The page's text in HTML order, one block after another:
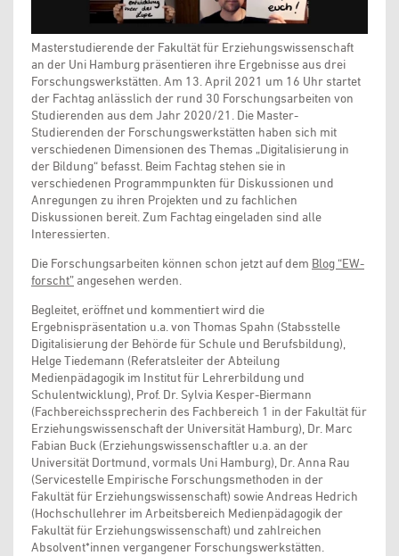
Masterstudierende der Fakultät für Erziehungswissenschaft
an der Uni Hamburg präsentieren ihre Ergebnisse aus drei
Forschungswerkstätten. Am 13. April 2021 um 16 Uhr startet
der Fachtag anlässlich der rund 30 Forschungsarbeiten von
Studierenden aus dem Jahr 2020/21. Die Master-
Studierenden der Forschungswerkstätten haben sich mit
verschiedenen Dimensionen des Themas „Digitalisierung in
der Bildung“ befasst. Beim Fachtag stehen sie in
verschiedenen Programmpunkten für Diskussionen und
Anregungen zu ihren Projekten und zu fachlichen
Diskussionen bereit. Zum Fachtag eingeladen sind alle
Interessierten.
Die Forschungsarbeiten können schon jetzt auf dem Blog “EW-
forscht” angesehen werden.
Begleitet, eröffnet und kommentiert wird die
Ergebnispräsentation u.a. von Thomas Spahn (Stabsstelle
Digitalisierung der Behörde für Schule und Berufsbildung),
Helge Tiedemann (Referatsleiter der Abteilung
Medienpädagogik im Institut für Lehrerbildung und
Schulentwicklung), Prof. Dr. Sylvia Kesper-Biermann
(Fachbereichssprecherin des Fachbereich 1 in der Fakultät für
Erziehungswissenschaft der Universität Hamburg), Dr. Marc
Fabian Buck (Erziehungswissenschaftler u.a. an der
Universität Dortmund, vormals Uni Hamburg), Dr. Anna Rau
(Servicestelle Empirische Forschungsmethoden in der
Fakultät für Erziehungswissenschaft) sowie Andreas Hedrich
(Hochschullehrer im Arbeitsbereich Medienpädagogik der
Fakultät für Erziehungswissenschaft) und zahlreichen
Absolvent*innen vergangener Forschungswerkstätten.